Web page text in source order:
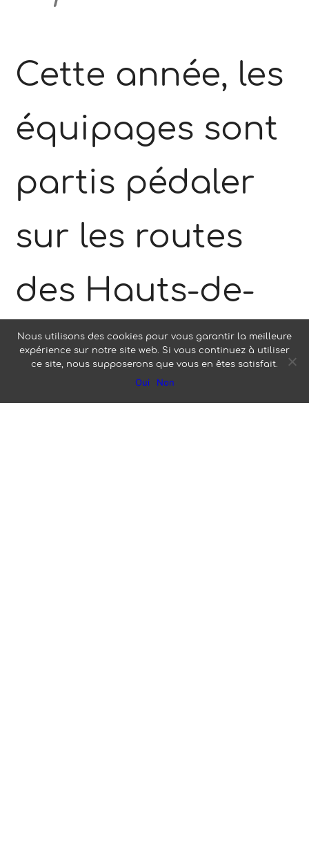
Cette année, les
équipages sont
partis pédaler
sur les routes
des Hauts-de-
France.
Nous utilisons des cookies pour vous garantir la meilleure
expérience sur notre site web. Si vous continuez à utiliser
ce site, nous supposerons que vous en êtes satisfait.
Oui Non